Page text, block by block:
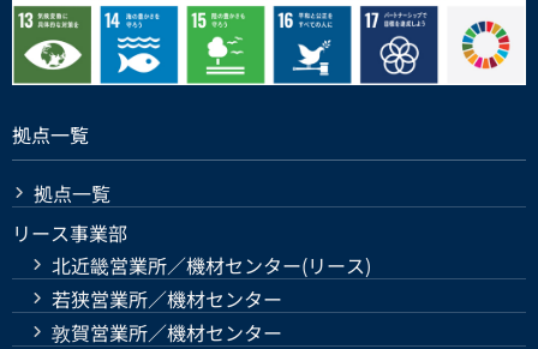
拠点一覧
拠点一覧
リース事業部
北近畿営業所／機材センター(リース)
若狭営業所／機材センター
敦賀営業所／機材センター